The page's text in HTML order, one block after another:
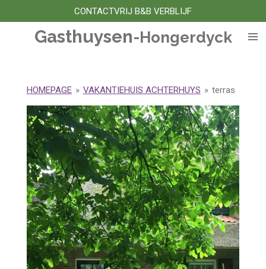
direct
Gasthuysen-Hongerdyck
CONTACTVRIJ B&B VERBLIJF
HOMEPAGE » VAKANTIEHUIS ACHTERHUYS » terras